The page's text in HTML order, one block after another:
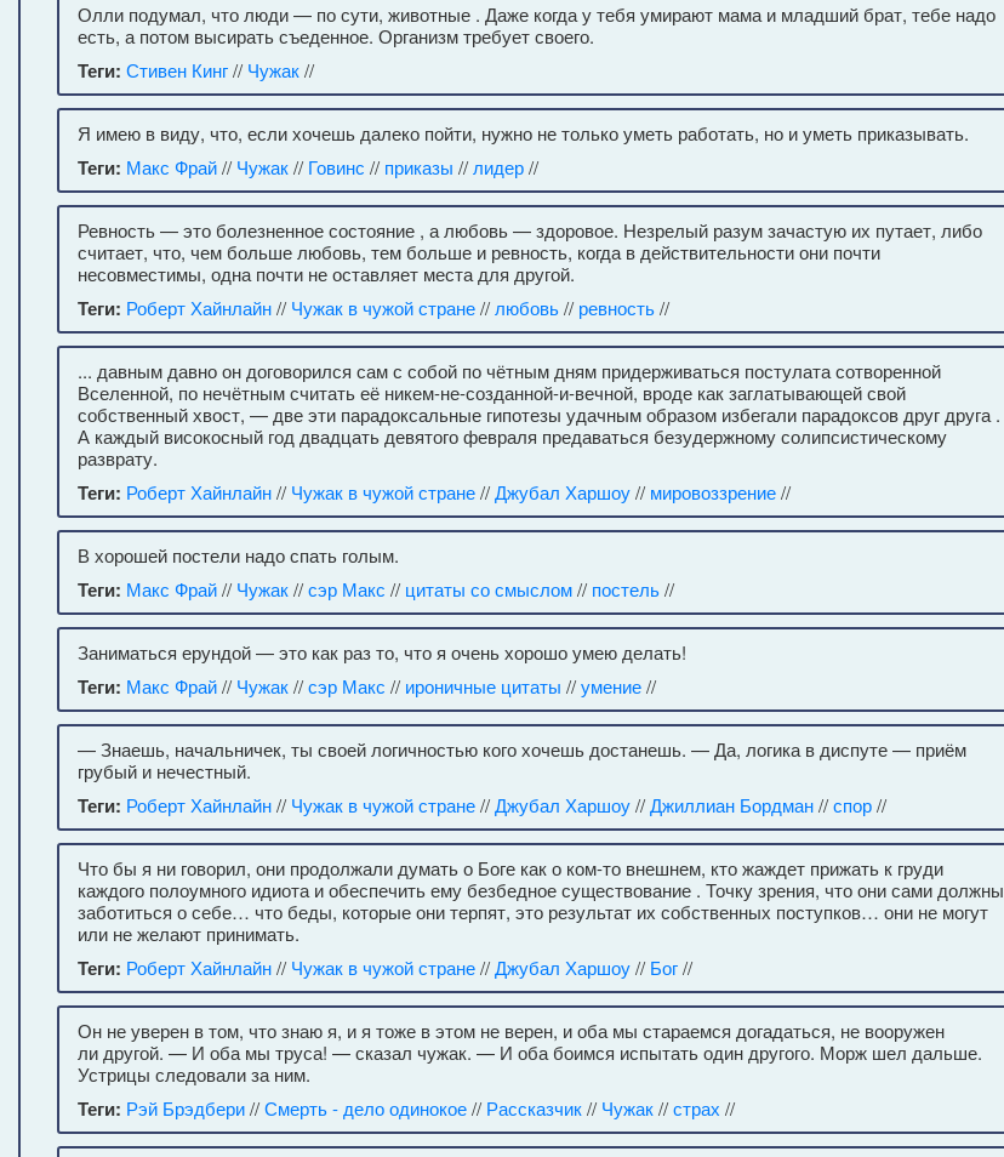
Олли подумал, что люди — по сути, животные . Даже когда у тебя умирают мама и младший брат, тебе надо
есть, а потом высирать съеденное. Организм требует своего.
Теги: Стивен Кинг// Чужак//
Я имею в виду, что, если хочешь далеко пойти, нужно не только уметь работать, но и уметь приказывать.
Теги: Макс Фрай// Чужак// Говинс // приказы // лидер//
Ревность — это болезненное состояние , а любовь — здоровое. Незрелый разум зачастую их путает, либо
считает, что, чем больше любовь, тем больше и ревность, когда в действительности они почти
несовместимы, одна почти не оставляет места для другой.
Теги: Роберт Хайнлайн// Чужак в чужой стране// любовь// ревность//
... давным давно он договорился сам с собой по чётным дням придерживаться постулата сотворенной
Вселенной, по нечётным считать её никем-не-созданной-и-вечной, вроде как заглатывающей свой
собственный хвост, — две эти парадоксальные гипотезы удачным образом избегали парадоксов друг друга .
А каждый високосный год двадцать девятого февраля предаваться безудержному солипсистическому
разврату.
Теги: Роберт Хайнлайн// Чужак в чужой стране//Джубал Харшоу// мировоззрение//
В хорошей постели надо спать голым.
Теги: Макс Фрай// Чужак//сэр Макс // цитаты со смыслом// постель//
Заниматься ерундой — это как раз то, что я очень хорошо умею делать!
Теги: Макс Фрай// Чужак//сэр Макс // ироничные цитаты //умение//
— Знаешь, начальничек, ты своей логичностью кого хочешь достанешь. — Да, логика в диспуте — приём
грубый и нечестный.
Теги: Роберт Хайнлайн// Чужак в чужой стране//Джубал Харшоу//Джиллиан Бордман//спор//
Что бы я ни говорил, они продолжали думать о Боге как о ком-то внешнем, кто жаждет прижать к груди
каждого полоумного идиота и обеспечить ему безбедное существование . Точку зрения, что они сами должны
заботиться о себе… что беды, которые они терпят, это результат их собственных поступков… они не могут
или не желают принимать.
Теги: Роберт Хайнлайн// Чужак в чужой стране//Джубал Харшоу// Бог//
Он не уверен в том, что знаю я, и я тоже в этом не верен, и оба мы стараемся догадаться, не вооружен
ли другой. — И оба мы труса! — сказал чужак. — И оба боимся испытать один другого. Морж шел дальше.
Устрицы следовали за ним.
Теги: Рэй Брэдбери//Смерть - дело одинокое// Рассказчик// Чужак//страх //